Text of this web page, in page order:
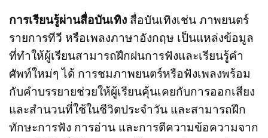
การเรียนรู้ผ่านสื่อบันเทิง สื่อบันเทิงเช่น ภาพยนตร์
รายการทีวี หรือเพลงภาษาอังกฤษ เป็นแหล่งข้อมูล
ที่ทำให้ผู้เรียนสามารถฝึกฝนการฟังและเรียนรู้คำ
ศัพท์ใหม่ๆ ได้ การชมภาพยนตร์หรือฟังเพลงพร้อม
กับคำบรรยายช่วยให้ผู้เรียนคุ้นเคยกับการออกเสียง
และสำนวนที่ใช้ในชีวิตประจำวัน และสามารถฝึก
ทักษะการฟัง การอ่าน และการตีความข้อความจาก